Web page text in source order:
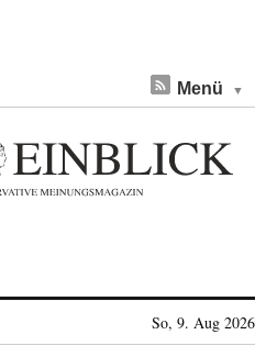
Menü
So, 9. Aug 2026